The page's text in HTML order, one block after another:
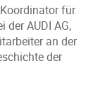
für
der AUDI AG,
an der
der